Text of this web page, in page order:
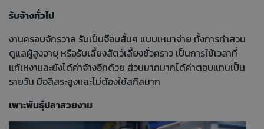
รับจ้างทั่วไป
งานครอบจักรวาล รับเป็นจ๊อบสั้นๆ แบบเหมาจ่าย ทั้งการทำสวน
ดูแลผู้สูงอายุ หรือรับเลี้ยงสัตว์เลี้ยงชั่วคราว เป็นการใช้เวลาที่
แก้เหงาและยังได้ค่าจ้างอีกด้วย ส่วนมากมากได้ค่าตอบแทนเป็น
รายวัน มีอสิสระสูงและไม่ต้องใช้สกิลมาก
เพาะพันธุ์ปลาสวยงาม